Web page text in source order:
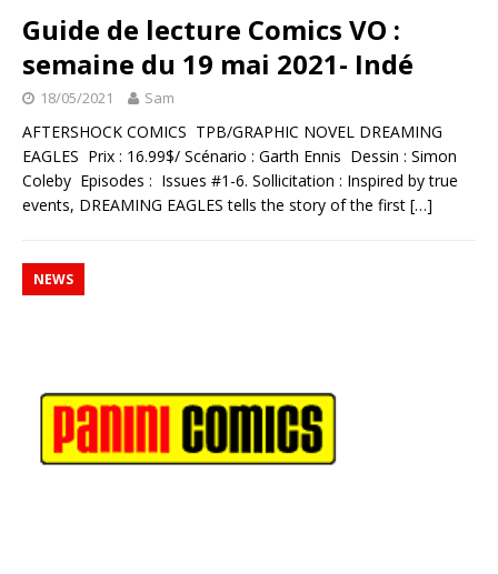
Guide de lecture Comics VO :
semaine du 19 mai 2021- Indé
18/05/2021 Sam
AFTERSHOCK COMICS TPB/GRAPHIC NOVEL DREAMING
EAGLES Prix : 16.99$/ Scénario : Garth Ennis Dessin : Simon
Coleby Episodes : Issues #1-6. Sollicitation : Inspired by true
events, DREAMING EAGLES tells the story of the first […]
NEWS